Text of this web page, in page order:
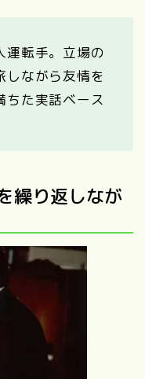
運転手。立場の
ながら友情を
ちた実話ベース
繰り返しなが